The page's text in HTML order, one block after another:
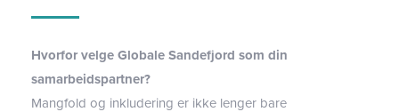
Hvorfor velge Globale Sandefjord som din
samarbeidspartner?
Mangfold og inkludering er ikke lenger bare